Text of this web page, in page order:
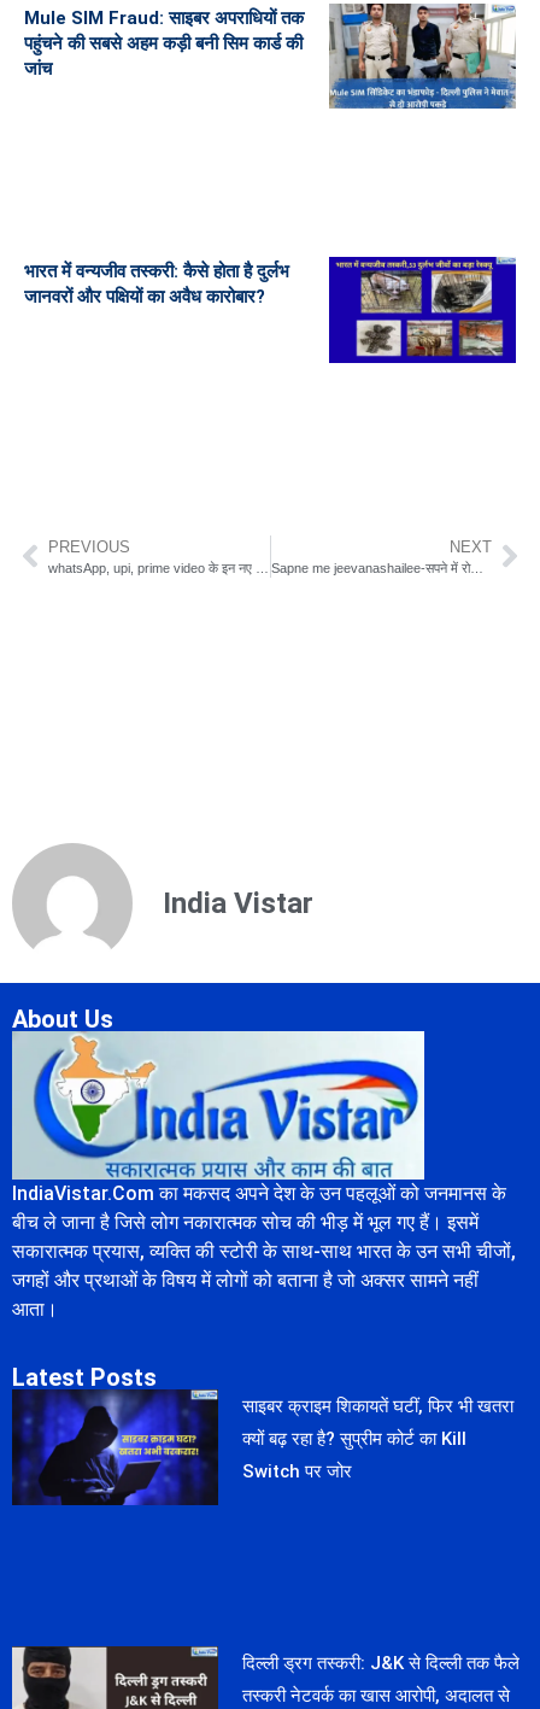
Mule SIM Fraud: साइबर अपराधियों तक
पहुंचने की सबसे अहम कड़ी बनी सिम कार्ड की
जांच
भारत में वन्यजीव तस्करी: कैसे होता है दुर्लभ
जानवरों और पक्षियों का अवैध कारोबार?
PREVIOUS NEXT
Sapne me jeevanashailee-सपने में रोज के दिन से जुड़ी ये चीजें देखने का मतलब
India Vistar
About Us
IndiaVistar.Com का मकसद अपने देश के उन पहलूओं को जनमानस के
बीच ले जाना है जिसे लोग नकारात्मक सोच की भीड़ में भूल गए हैं। इसमें
सकारात्मक प्रयास, व्यक्ति की स्टोरी के साथ-साथ भारत के उन सभी चीजों,
जगहों और प्रथाओं के विषय में लोगों को बताना है जो अक्सर सामने नहीं
आता।
Latest Posts
साइबर क्राइम शिकायतें घटीं, फिर भी खतरा
क्यों बढ़ रहा है? सुप्रीम कोर्ट का Kill
Switch पर जोर
दिल्ली ड्रग तस्करी: J&K से दिल्ली तक फैले
तस्करी नेटवर्क का खास आरोपी, अदालत से